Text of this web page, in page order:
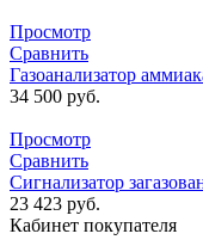
Просмотр
Сравнить
Газоанализатор
34 500 руб.
Просмотр
Сравнить
Сигнализатор
23 423 руб.
Кабинет покупателя